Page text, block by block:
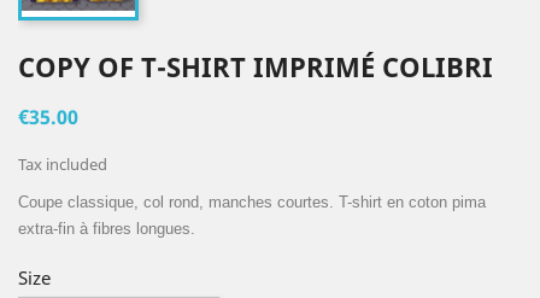
COPY OF T-SHIRT IMPRIMÉ COLIBRI
€35.00
Tax included
Coupe classique, col rond, manches courtes. T-shirt en coton pima
extra-fin à fibres longues.
Size